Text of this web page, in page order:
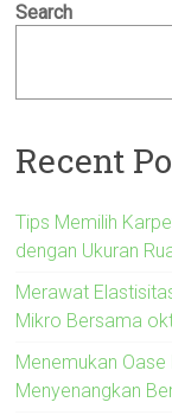
Search
Recent
Tips Memilih
dengan Ukuran
Merawat
Mikro Bersama
Menemukan Oase
Menyenangkan